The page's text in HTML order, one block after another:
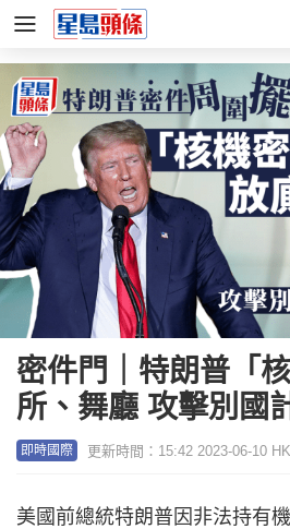
密件門｜特朗普「
所、舞廳 攻擊別國
即時國際 更新時間：15:42 2023-06-10
美國前總統特朗普因非法持有